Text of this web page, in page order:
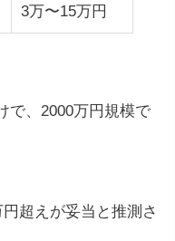
3万〜15万円
で、2000万円規模で
超えが妥当と推測さ